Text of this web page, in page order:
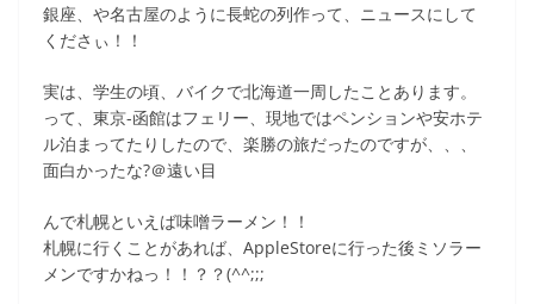
銀座、や名古屋のように長蛇の列作って、ニュースにして
くださぃ！！
実は、学生の頃、バイクで北海道一周したことあります。
って、東京-函館はフェリー、現地ではペンションや安ホテ
ル泊まってたりしたので、楽勝の旅だったのですが、、、
面白かったな?＠遠い目
んで札幌といえば味噌ラーメン！！
札幌に行くことがあれば、AppleStoreに行った後ミソラー
メンですかねっ！！？？(^^;;;